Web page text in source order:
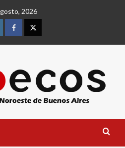
2026
FacebookTwitter